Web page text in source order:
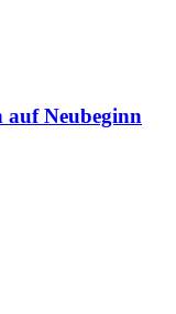
auf Neubeginn